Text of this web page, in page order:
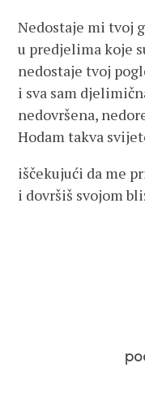
Nedostaje mi tvoj
u predjelima koje
nedostaje tvoj
i sva sam
nedovršena,
Hodam takva
iščekujući da me
i dovršiš svojom